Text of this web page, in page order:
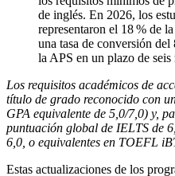
de inglés. En 2026, los
representaron el 18 % de
una tasa de conversión del
la APS en un plazo de seis
Los requisitos académicos de
título de grado reconocido con
GPA equivalente de 5,0/7,0) y,
puntuación global de IELTS de
6,0, o equivalentes en TOEFL
Estas actualizaciones de los